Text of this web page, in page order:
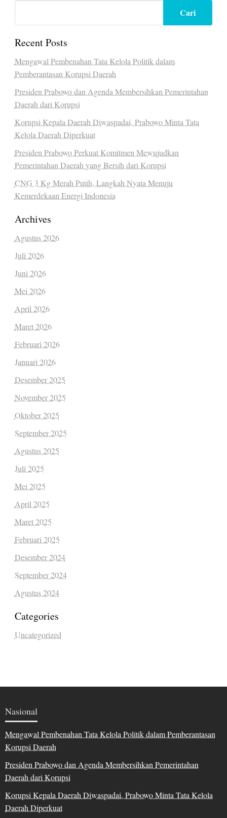
Cari
Recent Posts
Mengawal Pembenahan Tata Kelola Politik dalam
Pemberantasan Korupsi Daerah
Presiden Prabowo dan Agenda Membersihkan Pemerintahan
Daerah dari Korupsi
Korupsi Kepala Daerah Diwaspadai, Prabowo Minta Tata
Kelola Daerah Diperkuat
Presiden Prabowo Perkuat Komitmen Mewujudkan
Pemerintahan Daerah yang Bersih dari Korupsi
CNG 3 Kg Merah Putih, Langkah Nyata Menuju
Kemerdekaan Energi Indonesia
Archives
Agustus 2026
Juli 2026
Juni 2026
Mei 2026
April 2026
Maret 2026
Februari 2026
Januari 2026
Desember 2025
November 2025
Oktober 2025
September 2025
Agustus 2025
Juli 2025
Mei 2025
April 2025
Maret 2025
Februari 2025
Desember 2024
September 2024
Agustus 2024
Categories
Uncategorized
Nasional
Mengawal Pembenahan Tata Kelola Politik dalam Pemberantasan
Korupsi Daerah
Presiden Prabowo dan Agenda Membersihkan Pemerintahan
Daerah dari Korupsi
Korupsi Kepala Daerah Diwaspadai, Prabowo Minta Tata Kelola
Daerah Diperkuat